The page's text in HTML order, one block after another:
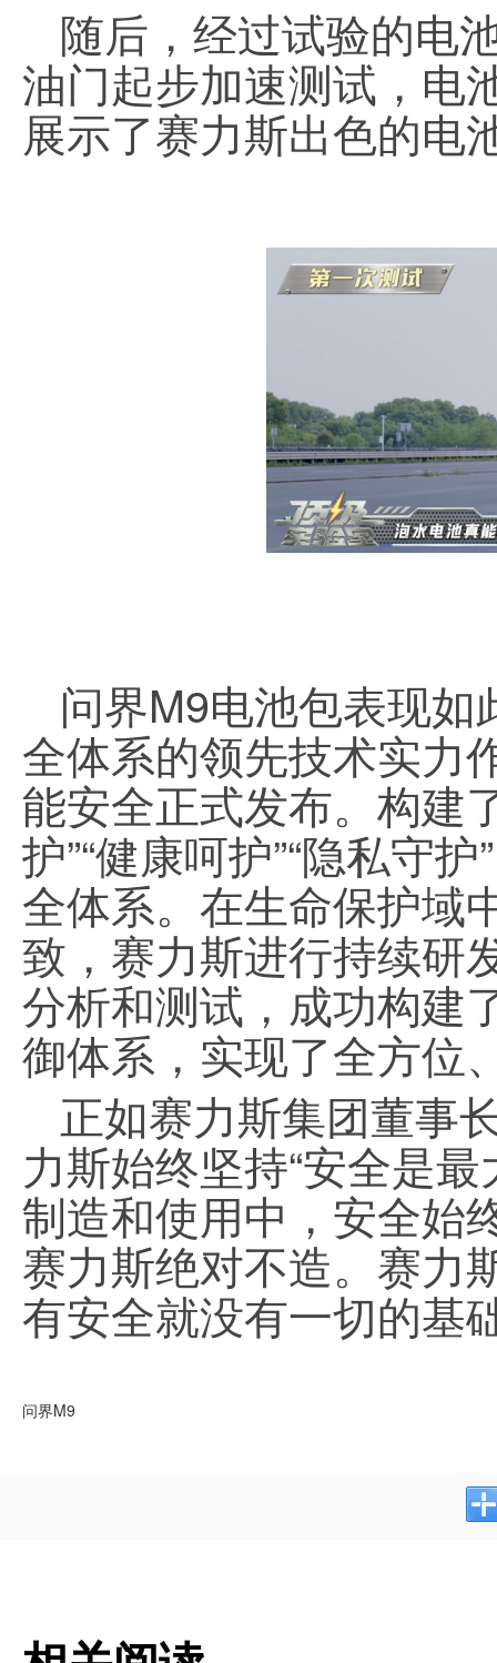
随后，经过试验的电
油门起步加速测试，电
展示了赛力斯出色的电
问界M9电池包表现
全体系的领先技术实力
能安全正式发布。构建
护”“健康呵护”“隐私守
全体系。在生命保护域
致，赛力斯进行持续研
分析和测试，成功构建
御体系，实现了全方位
正如赛力斯集团董事
力斯始终坚持“安全是最
制造和使用中，安全始
赛力斯绝对不造。赛力
有安全就没有一切的基
问界M9